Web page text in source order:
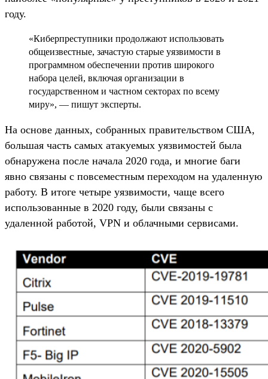
году.
«Киберпреступники продолжают использовать
общеизвестные, зачастую старые уязвимости в
программном обеспечении против широкого
набора целей, включая организации в
государственном и частном секторах по всему
миру», — пишут эксперты.
На основе данных, собранных правительством США,
большая часть самых атакуемых уязвимостей была
обнаружена после начала 2020 года, и многие баги
явно связаны с повсеместным переходом на удаленную
работу. В итоге четыре уязвимости, чаще всего
использованные в 2020 году, были связаны с
удаленной работой, VPN и облачными сервисами.